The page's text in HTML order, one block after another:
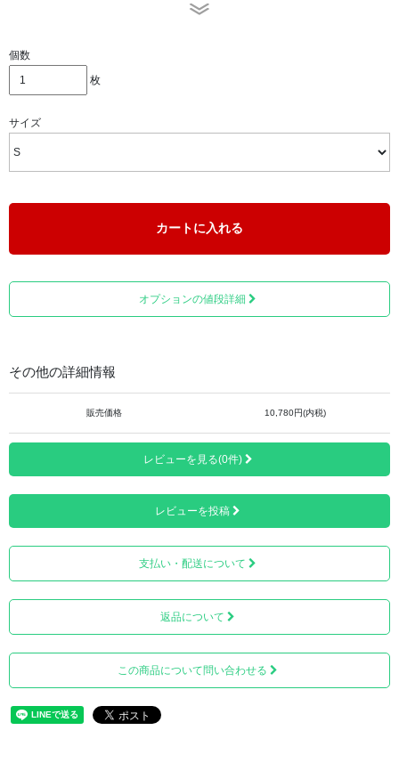
個数
枚
サイズ
カートに入れる
オプションの値段詳細
その他の詳細情報
販売価格 10,780円(内税)
レビューを見る(0件)
レビューを投稿
支払い・配送について
返品について
この商品について問い合わせる